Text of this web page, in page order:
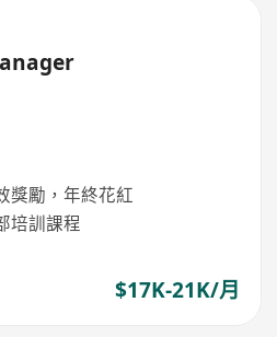
獎勵，年終花紅
培訓課程
$17K-21K/月